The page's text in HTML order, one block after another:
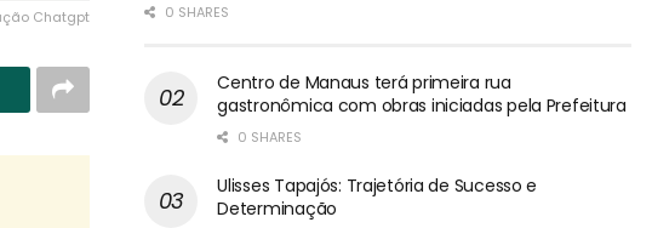
Chatgpt 0 SHARES
Centro de Manaus terá primeira rua
gastronômica com obras iniciadas pela Prefeitura
0 SHARES
Ulisses Tapajós: Trajetória de Sucesso e
Determinação